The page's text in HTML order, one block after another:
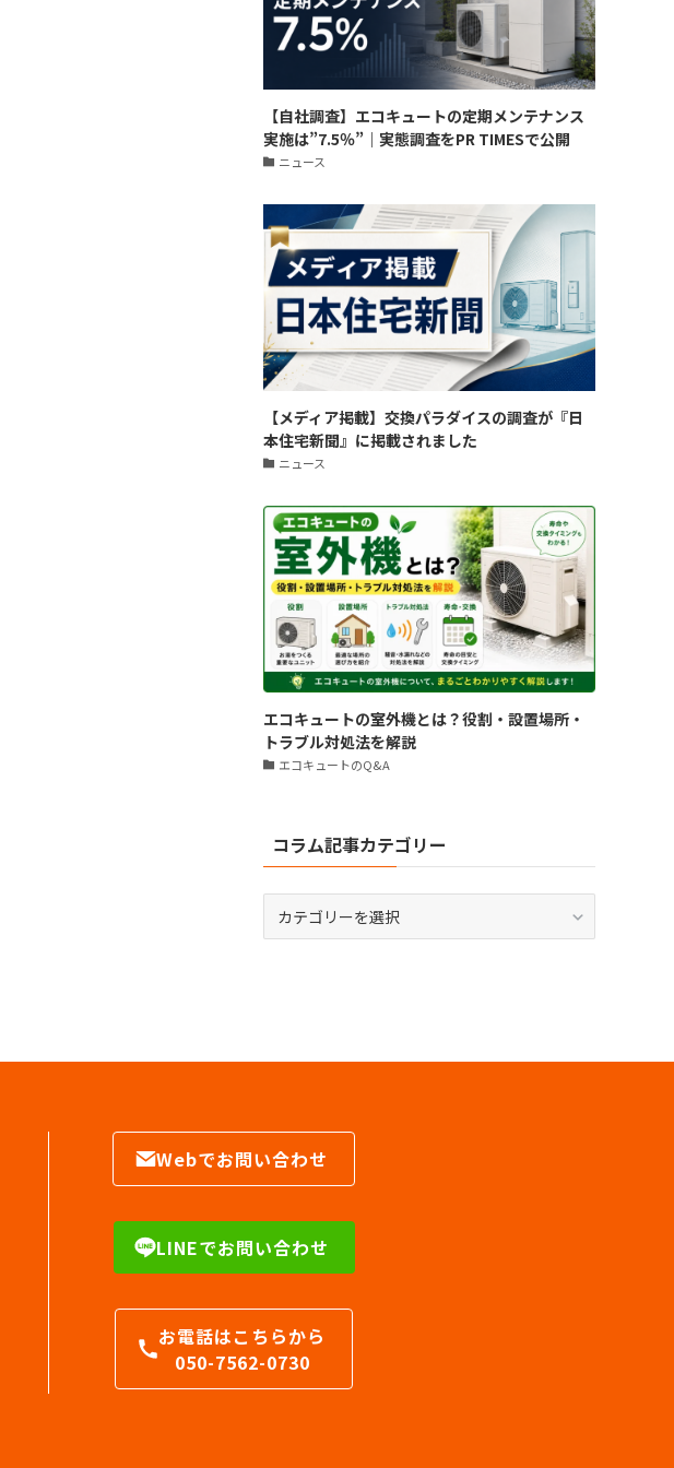
【自社調査】エコキュートの定期メンテナンス
実施は”7.5％”｜実態調査をPR TIMESで公開
ニュース
【メディア掲載】交換パラダイスの調査が『日
本住宅新聞』に掲載されました
ニュース
エコキュートの室外機とは？役割・設置場所・
トラブル対処法を解説
エコキュートのQ&A
コラム記事カテゴリー
Webでお問い合わせ
LINEでお問い合わせ
お電話はこちらから
050-7562-0730